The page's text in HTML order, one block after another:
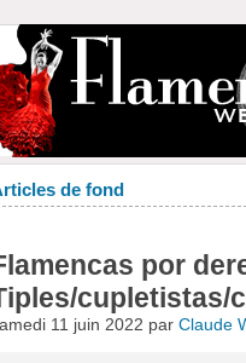
de fond
por
cupletistas/
11 juin 2022 parClaude